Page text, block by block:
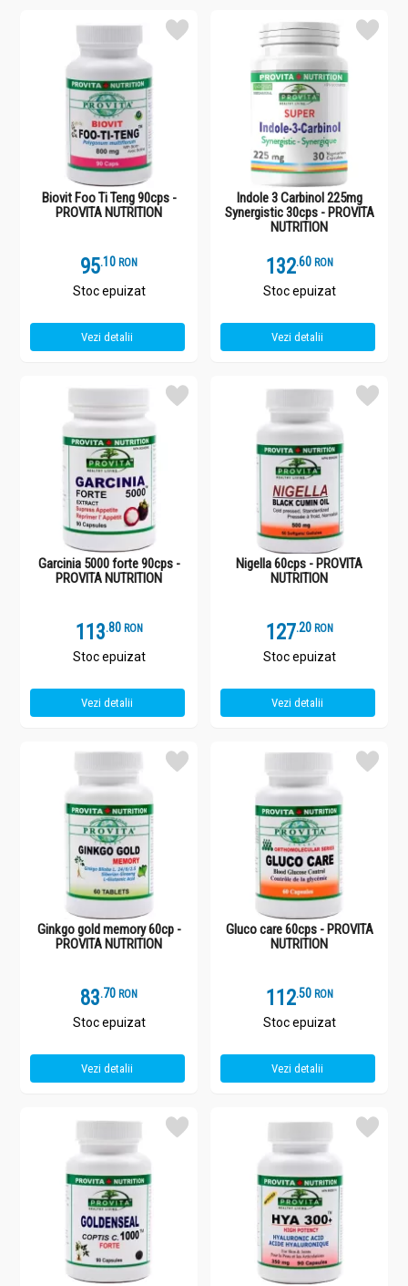
Biovit Foo Ti Teng 90cps -
PROVITA NUTRITION
95.1 RON
Stoc epuizat
Vezi detalii
Indole 3 Carbinol 225mg
Synergistic 30cps - PROVITA
NUTRITION
132.6 RON
Stoc epuizat
Vezi detalii
Garcinia 5000 forte 90cps -
PROVITA NUTRITION
113.8 RON
Stoc epuizat
Vezi detalii
Nigella 60cps - PROVITA
NUTRITION
127.2 RON
Stoc epuizat
Vezi detalii
Ginkgo gold memory 60cp -
PROVITA NUTRITION
83.7 RON
Stoc epuizat
Vezi detalii
Gluco care 60cps - PROVITA
NUTRITION
112.5 RON
Stoc epuizat
Vezi detalii